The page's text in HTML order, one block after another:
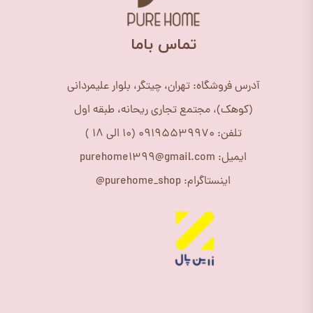
​تماس باما
آدرس فروشگاه: تهران، چیتگر، بلوار علیمردانی
(کوهک)، مجتمع تجاری ریحانه، طبقه اول
تلفن: 09195539970 (10 الی 18 )
ایمیل: purehome1399@gmail.com
اینستاگرام: purehome_shop@